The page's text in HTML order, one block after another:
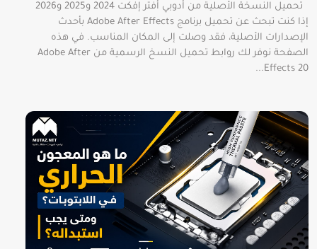
تحميل النسخة الأصلية من أدوبي أفتر إفكت 2024 و2025 و2026
إذا كنت تبحث عن تحميل برنامج Adobe After Effects بأحدث
الإصدارات الأصلية، فقد وصلت إلى المكان المناسب. في هذه
الصفحة نوفر لك روابط تحميل النسخ الرسمية من Adobe After
Effects 20...